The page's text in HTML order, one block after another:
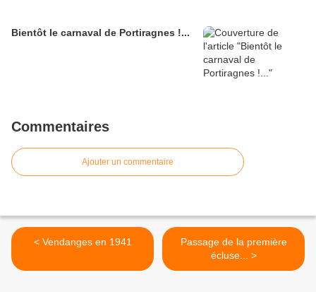
Bientôt le carnaval de Portiragnes !...
Commentaires
Ajouter un commentaire
< Vendanges en 1941
Passage de la première
écluse... >